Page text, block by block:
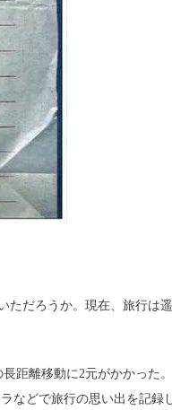
だろうか。現在、旅行は
距離移動に2元がかかった
などで旅行の思い出を記録